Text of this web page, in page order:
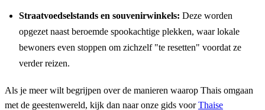
Straatvoedselstands en souvenirwinkels: Deze worden
opgezet naast beroemde spookachtige plekken, waar lokale
bewoners even stoppen om zichzelf "te resetten" voordat ze
verder reizen.
Als je meer wilt begrijpen over de manieren waarop Thais omgaan
met de geestenwereld, kijk dan naar onze gids voorThaise